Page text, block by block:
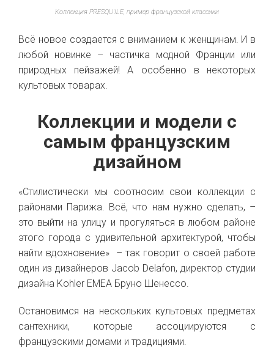
Коллекция PRESQU’ILE, пример французской классики
Всё новое создается с вниманием к женщинам. И в
любой новинке – частичка модной Франции или
природных пейзажей! А особенно в некоторых
культовых товарах.
Коллекции и модели с
самым французским
дизайном
«Стилистически мы соотносим свои коллекции с
районами Парижа. Всё, что нам нужно сделать, –
это выйти на улицу и прогуляться в любом районе
этого города с удивительной архитектурой, чтобы
найти вдохновение» – так говорит о своей работе
один из дизайнеров Jacob Delafon, директор студии
дизайна Kohler EMEA Бруно Шенессо.
Остановимся на нескольких культовых предметах
сантехники, которые ассоциируются с
французскими домами и традициями.